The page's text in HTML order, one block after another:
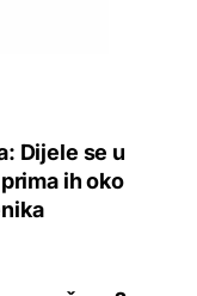
Dijele se u
ih oko